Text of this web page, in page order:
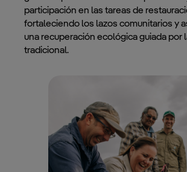
participación en las tareas de
fortaleciendo los lazos comunitarios y
una recuperación ecológica guiada por
tradicional.